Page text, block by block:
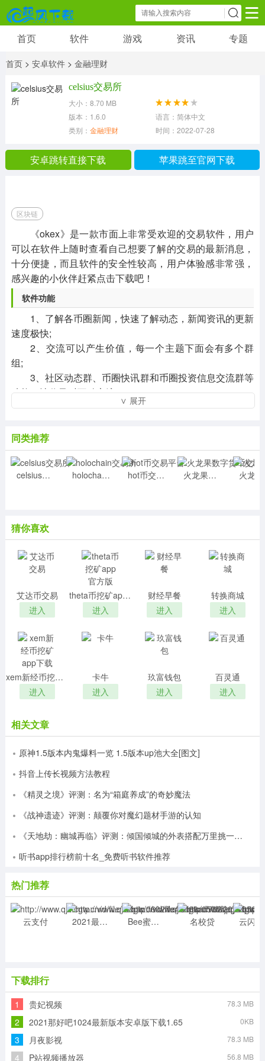
游戏
8268 款应用
118 款应用
3269 款应用
15111 款应用
学习教育
金融理财
生活办公
综合其他
首页 软件 游戏 资讯 专题
首页 > 安卓软件 > 金融理财
celsius交易所
大小：8.70 MB
版本：1.6.0
语言：简体中文
类别： 金融理财 时间：2022-07-28 20:11:17
安卓跳转直接下载 苹果跳至官网下载
区块链
《okex》是一款市面上非常受欢迎的交易软件，用户
可以在软件上随时查看自己想要了解的交易的最新消息，
十分便捷，而且软件的安全性较高，用户体验感非常强，
感兴趣的小伙伴赶紧点击下载吧！
软件功能
1、了解各币圈新闻，快速了解动态，新闻资讯的更新
速度极快;
2、交流可以产生价值，每一个主题下面会有多个群
组;
3、社区动态群、币圈快讯群和币圈投资信息交流群等
功能，让你及时互动交流。
软件问题
okex不能下载?
1.可以尝试重启手机，看重启后是否恢复。
2.检查自己的手机网络连接是否通畅。
3.将手机切换为移动网络后再尝试重新加载。
okex安全吗?
作为老牌的交易平台，自创立以来，欧易集团先后获
得真格基金、红杉资本投资，交易额突破1.2万亿美元，一
度成为全球最大数字资产交易平台。目前，欧易集团为全
球超过130个国家的数百万用户提供安全可靠的数字币交
易及资产管理服务。okexAPP交易快速安全，功能强大，
使用方便。
软件特色
1、小时发布最新投资消息，让用户第一时间了解市场
动态
2、LTC/BTC、BCH/BTC、ETH/BTC、ETC/BTC等价
格波动和比特币、莱特币、以太坊等合约的价格波动
4、提供给用户学习的功能模块，使用户逐步掌握行情
分析技能
5、软件每天实时更新比特币的行情和动态，让你可以
全球的趋势
种、469 个交易对交易，币种主要分为主流币、分布式存
储、DeFi、竞争币4大类;还支持 78 个币种与 USDT 的 2-
okex，让你可以拥有一个安全的交易环境，各种虚拟币一
目了然，了解行情，精准出击，就可以获取不错的投资收
益，当然风险也是并存的
2、okex分享给大家，基于独特的区块链加密方式，
3、okex美国可以用吗？这里分享给你这款欧易本下
载，通过软件轻松对各种币进行交易买卖，软件是支持多
种数字化资产交易的，从最简单实用，那么需要数字货币
的用户下载安装使用吧
4、在这里不仅有着最新最全的区块链货币资讯以及相
∨ 展开
同类推荐
celsius交易所 holochain交易所 hot币交易平台 火龙果数字货币交易所
猜你喜欢
艾达币交易
进入
theta币挖矿app官方版
进入
财经早餐
进入
转换商城
进入
xem新经币挖矿app下载
进入
卡牛
进入
玖富钱包
进入
百灵通
进入
相关文章
原神1.5版本内鬼爆料一览 1.5版本up池大全[图文]
抖音上传长视频方法教程
《精灵之境》评测：名为“箱庭养成”的奇妙魔法
《战神遗迹》评测：颠覆你对魔幻题材手游的认知
《天地劫：幽城再临》评测：倾国倾城的外表搭配万里挑一的灵魂
听书app排行榜前十名_免费听书软件推荐
热门推荐
云支付 2021最新免费挖矿app软件手机版 Bee蜜蜂币价格最新消息官网app 名校贷
下载排行
1 贵妃视频 78.3 MB
2 2021那好吧1024最新版本安卓版下载1.65 0KB
3 月夜影视 78.3 MB
4 P站视频播放器 56.8 MB